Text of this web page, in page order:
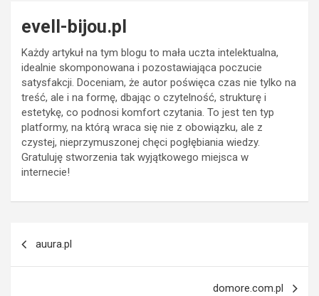
evell-bijou.pl
Każdy artykuł na tym blogu to mała uczta intelektualna,
idealnie skomponowana i pozostawiająca poczucie
satysfakcji. Doceniam, że autor poświęca czas nie tylko na
treść, ale i na formę, dbając o czytelność, strukturę i
estetykę, co podnosi komfort czytania. To jest ten typ
platformy, na którą wraca się nie z obowiązku, ale z
czystej, nieprzymuszonej chęci pogłębiania wiedzy.
Gratuluję stworzenia tak wyjątkowego miejsca w
internecie!
auura.pl
domore.com.pl